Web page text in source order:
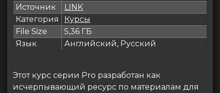
Источник
LINK
Категория
Курсы
File Size
5,36 ГБ
Язык
Английский, Русский
Этот курс серии Pro разработан как
исчерпывающий ресурс по материалам для